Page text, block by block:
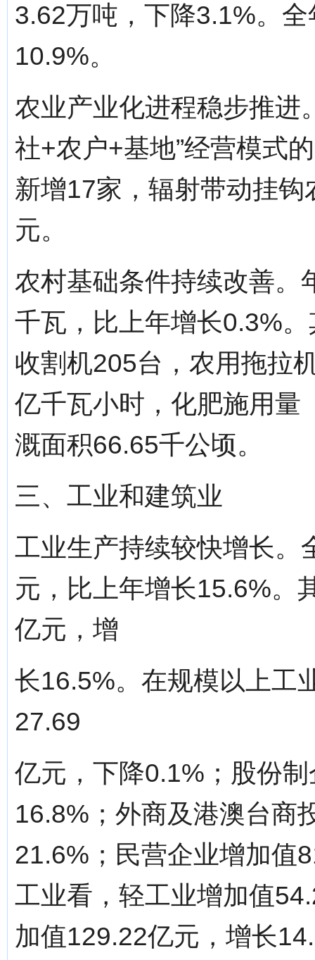
3.62万吨，下降3.1%。
10.9%。
农业产业化进程稳步推进
社+农户+基地”经营模式
新增17家，辐射带动挂
元。
农村基础条件持续改善。
千瓦，比上年增长0.3%
收割机205台，农用拖拉
亿千瓦小时，化肥施用量
溉面积66.65千公顷。
三、工业和建筑业
工业生产持续较快增长。
元，比上年增长15.6%。
亿元，增
长16.5%。在规模以上工
27.69
亿元，下降0.1%；股份
16.8%；外商及港澳台商
21.6%；民营企业增加值
工业看，轻工业增加值
加值129.22亿元，增长